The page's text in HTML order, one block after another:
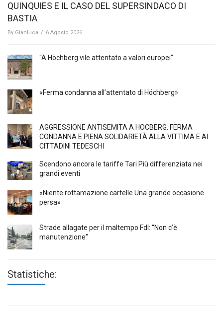
QUINQUIES E IL CASO DEL SUPERSINDACO DI
BASTIA
By Gianluca / 6 Agosto 2026
“A Höchberg vile attentato a valori europei”
«Ferma condanna all’attentato di Höchberg»
AGGRESSIONE ANTISEMITA A HÖCBERG: FERMA
CONDANNA E PIENA SOLIDARIETÀ ALLA VITTIMA E AI
CITTADINI TEDESCHI
Scendono ancora le tariffe Tari Più differenziata nei
grandi eventi
«Niente rottamazione cartelle Una grande occasione
persa»
Strade allagate per il maltempo FdI: “Non c’è
manutenzione”
Statistiche: